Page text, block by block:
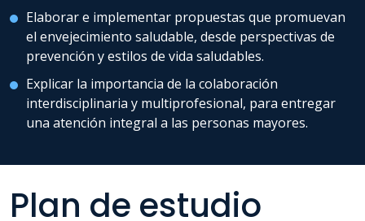
Elaborar e implementar propuestas que promuevan
el envejecimiento saludable, desde perspectivas de
prevención y estilos de vida saludables.
Explicar la importancia de la colaboración
interdisciplinaria y multiprofesional, para entregar
una atención integral a las personas mayores.
Plan de estudio